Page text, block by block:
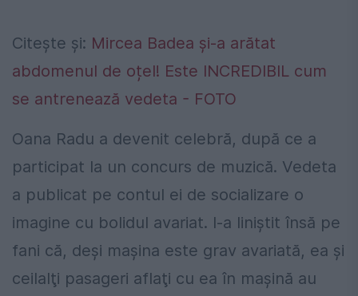
Citește și: Mircea Badea și-a arătat
abdomenul de oțel! Este INCREDIBIL cum
se antrenează vedeta - FOTO
Oana Radu a devenit celebră, după ce a
participat la un concurs de muzică. Vedeta
a publicat pe contul ei de socializare o
imagine cu bolidul avariat. I-a liniştit însă pe
fani că, deşi maşina este grav avariată, ea şi
ceilalţi pasageri aflaţi cu ea în mașină au